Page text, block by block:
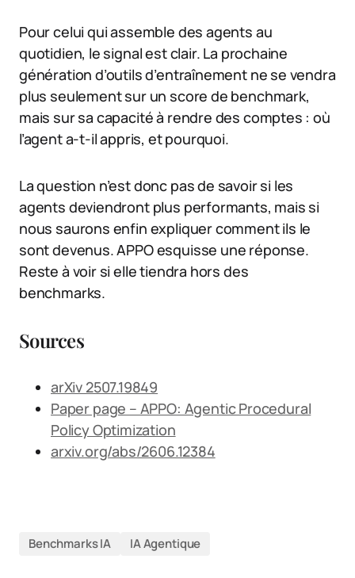
Pour celui qui assemble des agents au
quotidien, le signal est clair. La prochaine
génération d’outils d’entraînement ne se vendra
plus seulement sur un score de benchmark,
mais sur sa capacité à rendre des comptes : où
l’agent a-t-il appris, et pourquoi.
La question n’est donc pas de savoir si les
agents deviendront plus performants, mais si
nous saurons enfin expliquer comment ils le
sont devenus. APPO esquisse une réponse.
Reste à voir si elle tiendra hors des
benchmarks.
Sources
arXiv 2507.19849
Paper page – APPO: Agentic Procedural
Policy Optimization
arxiv.org/abs/2606.12384
Benchmarks IA IA Agentique